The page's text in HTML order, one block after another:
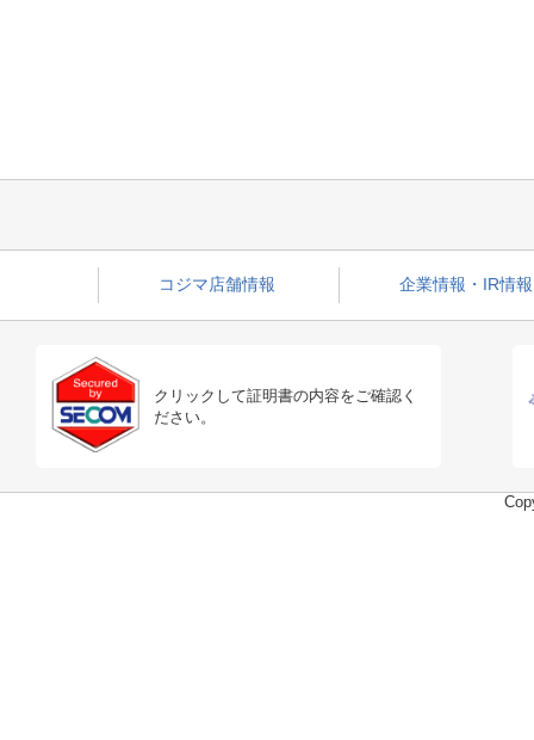
コジマ店舗情報 企業情報・IR情報
クリックして証明書の内容をご確認く
ださい。